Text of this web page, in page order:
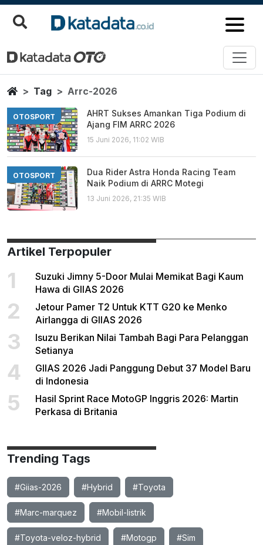
Arrc 2026
Berita Terbaru
HomeTag Arrc-2026
OTOSPORT
AHRT Sukses Amankan Tiga Podium di
Ajang FIM ARRC 2026
15 Juni 2026, 11:02 WIB
OTOSPORT
Dua Rider Astra Honda Racing Team
Naik Podium di ARRC Motegi
13 Juni 2026, 21:35 WIB
Artikel Terpopuler
1
Suzuki Jimny 5-Door Mulai Memikat Bagi Kaum
Hawa di GIIAS 2026
2
Jetour Pamer T2 Untuk KTT G20 ke Menko
Airlangga di GIIAS 2026
3
Isuzu Berikan Nilai Tambah Bagi Para Pelanggan
Setianya
4
GIIAS 2026 Jadi Panggung Debut 37 Model Baru
di Indonesia
5
Hasil Sprint Race MotoGP Inggris 2026: Martin
Perkasa di Britania
Trending Tags
#Giias-2026 #Hybrid #Toyota
#Marc-marquez #Mobil-listrik
#Toyota-veloz-hybrid #Motogp #Sim